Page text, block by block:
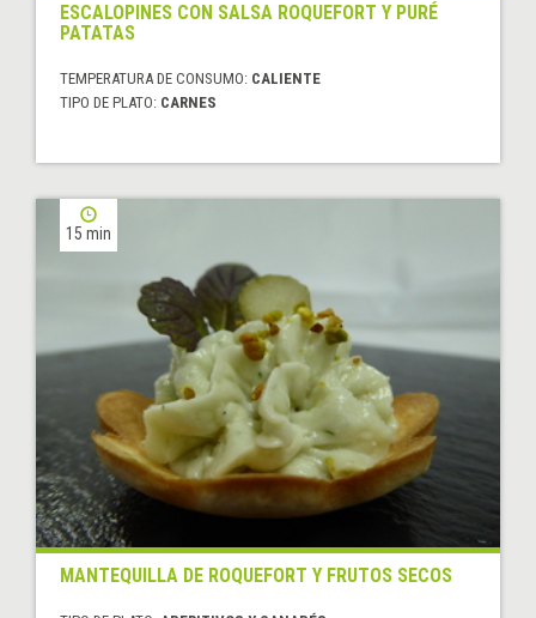
ESCALOPINES CON SALSA ROQUEFORT Y PURÉ
PATATAS
TEMPERATURA DE CONSUMO: CALIENTE
TIPO DE PLATO: CARNES
15 min
MANTEQUILLA DE ROQUEFORT Y FRUTOS SECOS